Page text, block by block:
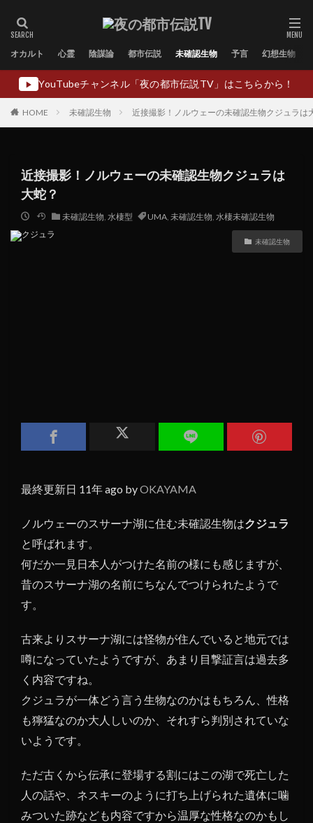
オカルト 心霊 陰謀論 都市伝説 未確認生物 予言 幻想生物
▶ YouTubeチャンネル「夜の都市伝説TV」はこちらから！
HOME 未確認生物 近接撮影！ノルウェーの未確認生物クジュラは
近接撮影！ノルウェーの未確認生物クジュラは
大蛇？
未確認生物, 水棲型 UMA, 未確認生物, 水棲未確認生物
未確認生物
最終更新日 11年 ago byOKAYAMA
ノルウェーのスサーナ湖に住む未確認生物はクジュラ
と呼ばれます。
何だか一見日本人がつけた名前の様にも感じますが、
昔のスサーナ湖の名前にちなんでつけられたようで
す。
古来よりスサーナ湖には怪物が住んでいると地元では
噂になっていたようですが、あまり目撃証言は過去多
く内容ですね。
クジュラが一体どう言う生物なのかはもちろん、性格
も獰猛なのか大人しいのか、それすら判別されていな
いようです。
ただ古くから伝承に登場する割にはこの湖で死亡した
人の話や、ネスキーのように打ち上げられた遺体に噛
みついた跡なども内容ですから温厚な性格なのかもし